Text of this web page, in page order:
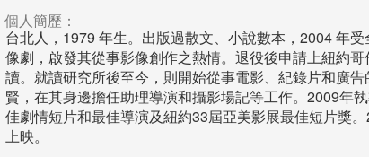
個人簡歷：
台北人，1979 年生。出版過散文、小說數本，2004 年
像劇，啟發其從事影像創作之熱情。退役後申請上紐約
讀。就讀研究所後至今，則開始從事電影、紀錄片和廣
賢，在其身邊擔任助理導演和攝影場記等工作。2009年
佳劇情短片和最佳導演及紐約33屆亞美影展最佳短片獎
上映。